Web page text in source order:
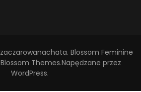
zaczarowanachata. Blossom Feminine
Blossom Themes.Napędzane przez
WordPress.